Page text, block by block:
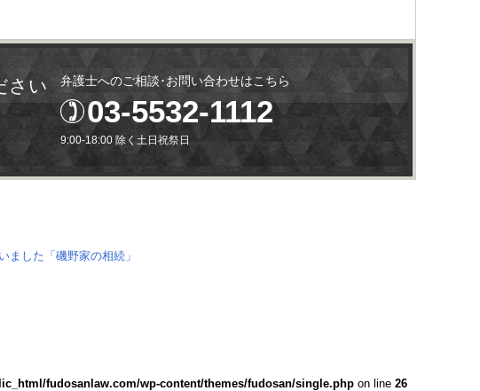
さい 弁護士へのご相談･お問い合わせはこちら
03-5532-1112
9:00-18:00 除く土日祝祭日
fudosanlaw.com/wp-content/themes/fudosan/single.php on line 26